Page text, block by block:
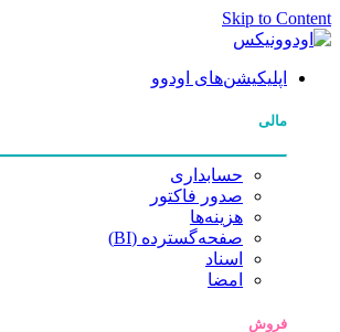
Skip to Content
اپلیکیشن‌های اودوو
مالی
حسابداری
صدور فاکتور
هزینه‌ها
صفحه‌گسترده (BI)
اسناد
امضا
فروش